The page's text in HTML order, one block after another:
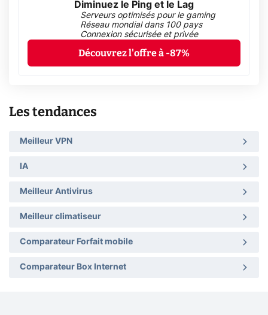
Diminuez le Ping et le Lag
Serveurs optimisés pour le gaming
Réseau mondial dans 100 pays
Connexion sécurisée et privée
Découvrez l'offre à -87%
Les tendances
Meilleur VPN
IA
Meilleur Antivirus
Meilleur climatiseur
Comparateur Forfait mobile
Comparateur Box Internet